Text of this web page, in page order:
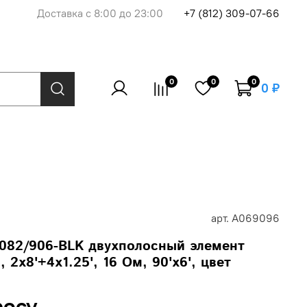
Доставка с 8:00 до 23:00 +7 (812) 309-07-66
0 0 0 0 ₽
арт. A069096
906-BLK двухполосный элемент
2x8'+4x1.25', 16 Ом, 90'x6', цвет